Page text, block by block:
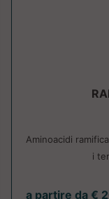
Aminoacidi
i
a partire da €